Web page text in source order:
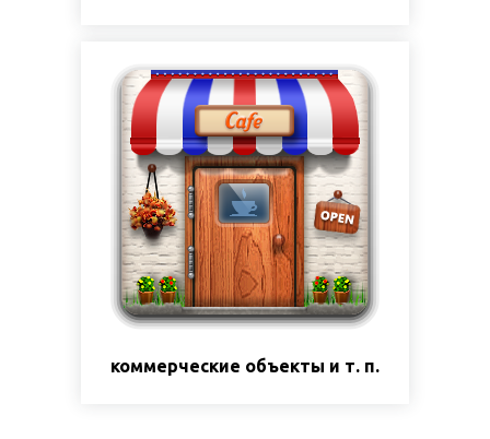
коммерческие объекты и т. п.